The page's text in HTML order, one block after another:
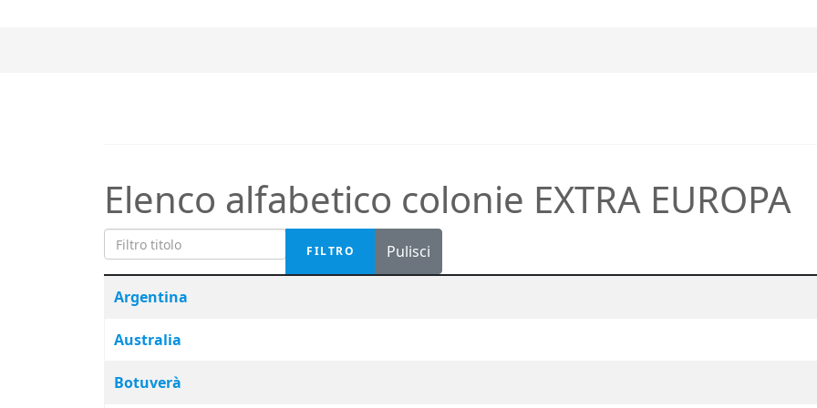
Elenco alfabetico colonie EXTRA EUROPA
Filtro titolo
FILTRO Pulisci
Titolo
Argentina
Australia
Botuverà